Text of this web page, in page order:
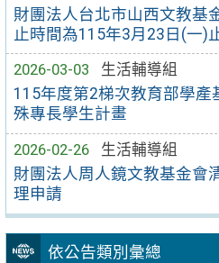
財團法人台北市山西文教基
止時間為115年3月23日(一)
2026-03-03
生活輔導組
115年度第2梯次教育部學產
殊專長學生計畫
2026-02-26
生活輔導組
財團法人周人鏡文教基金會
理申請
依公告類別彙總